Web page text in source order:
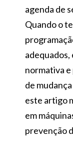
agenda de
Quando o
adequados,
normativa e
de
este artigo
em
prevenção